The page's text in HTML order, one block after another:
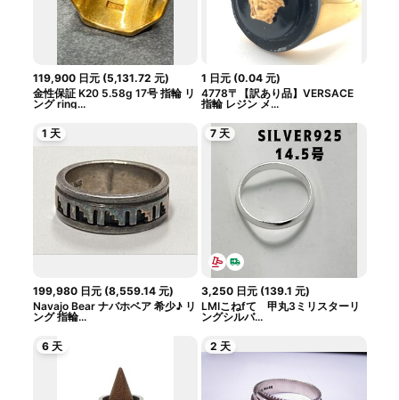
119,900 日元(5,131.72 元)
金性保証 K20 5.58g 17号 指輪 リ
ング ring...
1 日元 (0.04 元)
4778〒【訳あり品】VERSACE
指輪 レジン メ...
1 天
199,980 日元(8,559.14 元)
Navajo Bear ナバホベア 希少♪ リ
ング 指輪...
7 天
3,250 日元 (139.1 元)
LMIこねfて 甲丸3ミリスターリ
ングシルバ...
6 天 2 天